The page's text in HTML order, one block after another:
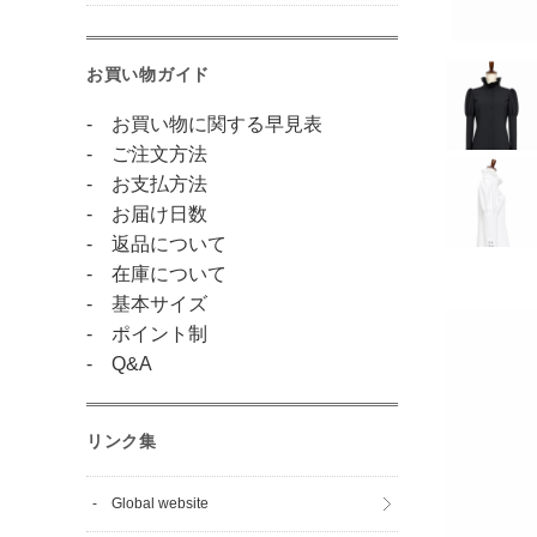
お買い物ガイド
- お買い物に関する早見表
- ご注文方法
- お支払方法
- お届け日数
- 返品について
- 在庫について
- 基本サイズ
- ポイント制
- Q&A
リンク集
- Global website